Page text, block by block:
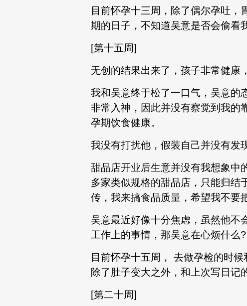
目前怀孕十三周，除了偶尔孕吐
期的日子，不知道吴意是否会偷看
[第十五周]
无创的结果出来了，孩子非常健康
我和吴意终于松了一口气，吴意的
非常入神，因此并没有察觉到我的
孕期饮食健康。
我没有打扰他，假装自己并没有发
甜品店开业后生意并没有我想象中
多家类似规格的甜品店，只能归结
传，我来搞食品质量，希望我不要
吴意最近好像十分焦虑，虽然他不
工作上的事情，那吴意在心烦什么?
目前怀孕十五周， 去做孕检的时
除了肚子变大之外，和上次写日记
[第二十周]